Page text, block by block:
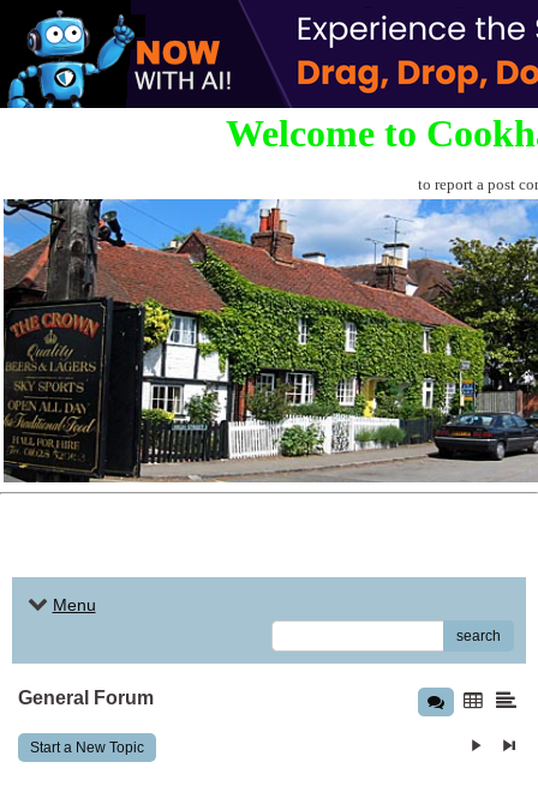
Welcome to
to report a post
Menu
search
General Forum
Start a New Topic